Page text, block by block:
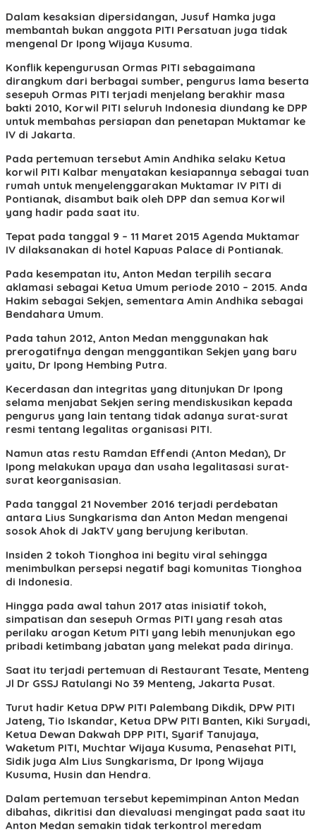
Dalam kesaksian dipersidangan, Jusuf Hamka juga
membantah bukan anggota PITI Persatuan juga tidak
mengenal Dr Ipong Wijaya Kusuma.
Konflik kepengurusan Ormas PITI sebagaimana
dirangkum dari berbagai sumber, pengurus lama beserta
sesepuh Ormas PITI terjadi menjelang berakhir masa
bakti 2010, Korwil PITI seluruh Indonesia diundang ke DPP
untuk membahas persiapan dan penetapan Muktamar ke
IV di Jakarta.
Pada pertemuan tersebut Amin Andhika selaku Ketua
korwil PITI Kalbar menyatakan kesiapannya sebagai tuan
rumah untuk menyelenggarakan Muktamar IV PITI di
Pontianak, disambut baik oleh DPP dan semua Korwil
yang hadir pada saat itu.
Tepat pada tanggal 9 – 11 Maret 2015 Agenda Muktamar
IV dilaksanakan di hotel Kapuas Palace di Pontianak.
Pada kesempatan itu, Anton Medan terpilih secara
aklamasi sebagai Ketua Umum periode 2010 – 2015. Anda
Hakim sebagai Sekjen, sementara Amin Andhika sebagai
Bendahara Umum.
Pada tahun 2012, Anton Medan menggunakan hak
prerogatifnya dengan menggantikan Sekjen yang baru
yaitu, Dr Ipong Hembing Putra.
Kecerdasan dan integritas yang ditunjukan Dr Ipong
selama menjabat Sekjen sering mendiskusikan kepada
pengurus yang lain tentang tidak adanya surat-surat
resmi tentang legalitas organisasi PITI.
Namun atas restu Ramdan Effendi (Anton Medan), Dr
Ipong melakukan upaya dan usaha legalitasasi surat-
surat keorganisasian.
Pada tanggal 21 November 2016 terjadi perdebatan
antara Lius Sungkarisma dan Anton Medan mengenai
sosok Ahok di JakTV yang berujung keributan.
Insiden 2 tokoh Tionghoa ini begitu viral sehingga
menimbulkan persepsi negatif bagi komunitas Tionghoa
di Indonesia.
Hingga pada awal tahun 2017 atas inisiatif tokoh,
simpatisan dan sesepuh Ormas PITI yang resah atas
perilaku arogan Ketum PITI yang lebih menunjukan ego
pribadi ketimbang jabatan yang melekat pada dirinya.
Saat itu terjadi pertemuan di Restaurant Tesate, Menteng
Jl Dr GSSJ Ratulangi No 39 Menteng, Jakarta Pusat.
Turut hadir Ketua DPW PITI Palembang Dikdik, DPW PITI
Jateng, Tio Iskandar, Ketua DPW PITI Banten, Kiki Suryadi,
Ketua Dewan Dakwah DPP PITI, Syarif Tanujaya,
Waketum PITI, Muchtar Wijaya Kusuma, Penasehat PITI,
Sidik juga Alm Lius Sungkarisma, Dr Ipong Wijaya
Kusuma, Husin dan Hendra.
Dalam pertemuan tersebut kepemimpinan Anton Medan
dibahas, dikritisi dan dievaluasi mengingat pada saat itu
Anton Medan semakin tidak terkontrol meredam